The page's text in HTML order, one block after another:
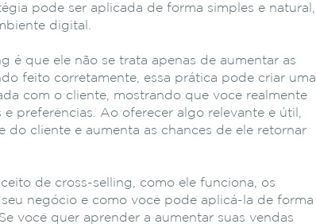
pode ser aplicada de forma simples e natural,
digital.
é que ele não se trata apenas de aumentar as
feito corretamente, essa prática pode criar uma
com o cliente, mostrando que você realmente
preferências. Ao oferecer algo relevante e útil,
do cliente e aumenta as chances de ele retornar
de cross-selling, como ele funciona, os
negócio e como você pode aplicá-la de forma
você quer aprender a aumentar suas vendas